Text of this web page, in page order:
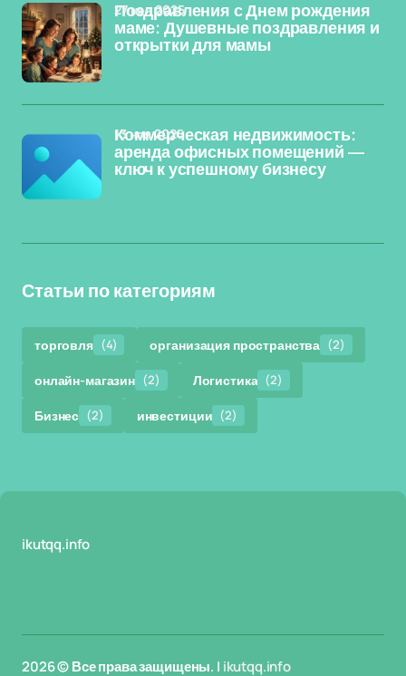
Поздравления с Днем рождения
маме: Душевные поздравления и
открытки для мамы
27 ноя 2025
Коммерческая недвижимость:
аренда офисных помещений —
ключ к успешному бизнесу
13 ноя 2025
Статьи по категориям
торговля (4) организация пространства (2)
онлайн-магазин (2) Логистика (2)
Бизнес (2) инвестиции (2)
ikutqq.info
2026 © Все права защищены. | ikutqq.info